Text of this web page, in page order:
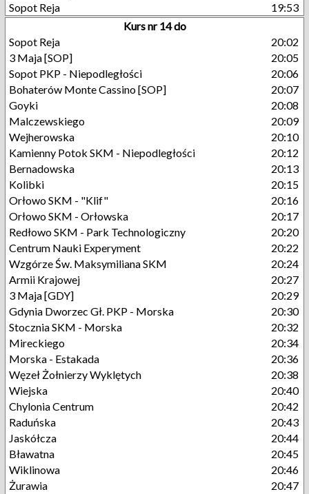
Sopot Reja
19:53
Kurs nr 14 do
Sopot Reja
20:02
3 Maja [SOP]
20:05
Sopot PKP - Niepodległości
20:06
Bohaterów Monte Cassino [SOP]
20:07
Goyki
20:08
Malczewskiego
20:09
Wejherowska
20:10
Kamienny Potok SKM - Niepodległości
20:12
Bernadowska
20:13
Kolibki
20:15
Orłowo SKM - "Klif"
20:16
Orłowo SKM - Orłowska
20:17
Redłowo SKM - Park Technologiczny
20:20
Centrum Nauki Experyment
20:22
Wzgórze Św. Maksymiliana SKM
20:24
Armii Krajowej
20:27
3 Maja [GDY]
20:29
Gdynia Dworzec Gł. PKP - Morska
20:30
Stocznia SKM - Morska
20:32
Mireckiego
20:34
Morska - Estakada
20:36
Węzeł Żołnierzy Wyklętych
20:38
Wiejska
20:40
Chylonia Centrum
20:42
Raduńska
20:43
Jaskółcza
20:44
Bławatna
20:45
Wiklinowa
20:46
Żurawia
20:47